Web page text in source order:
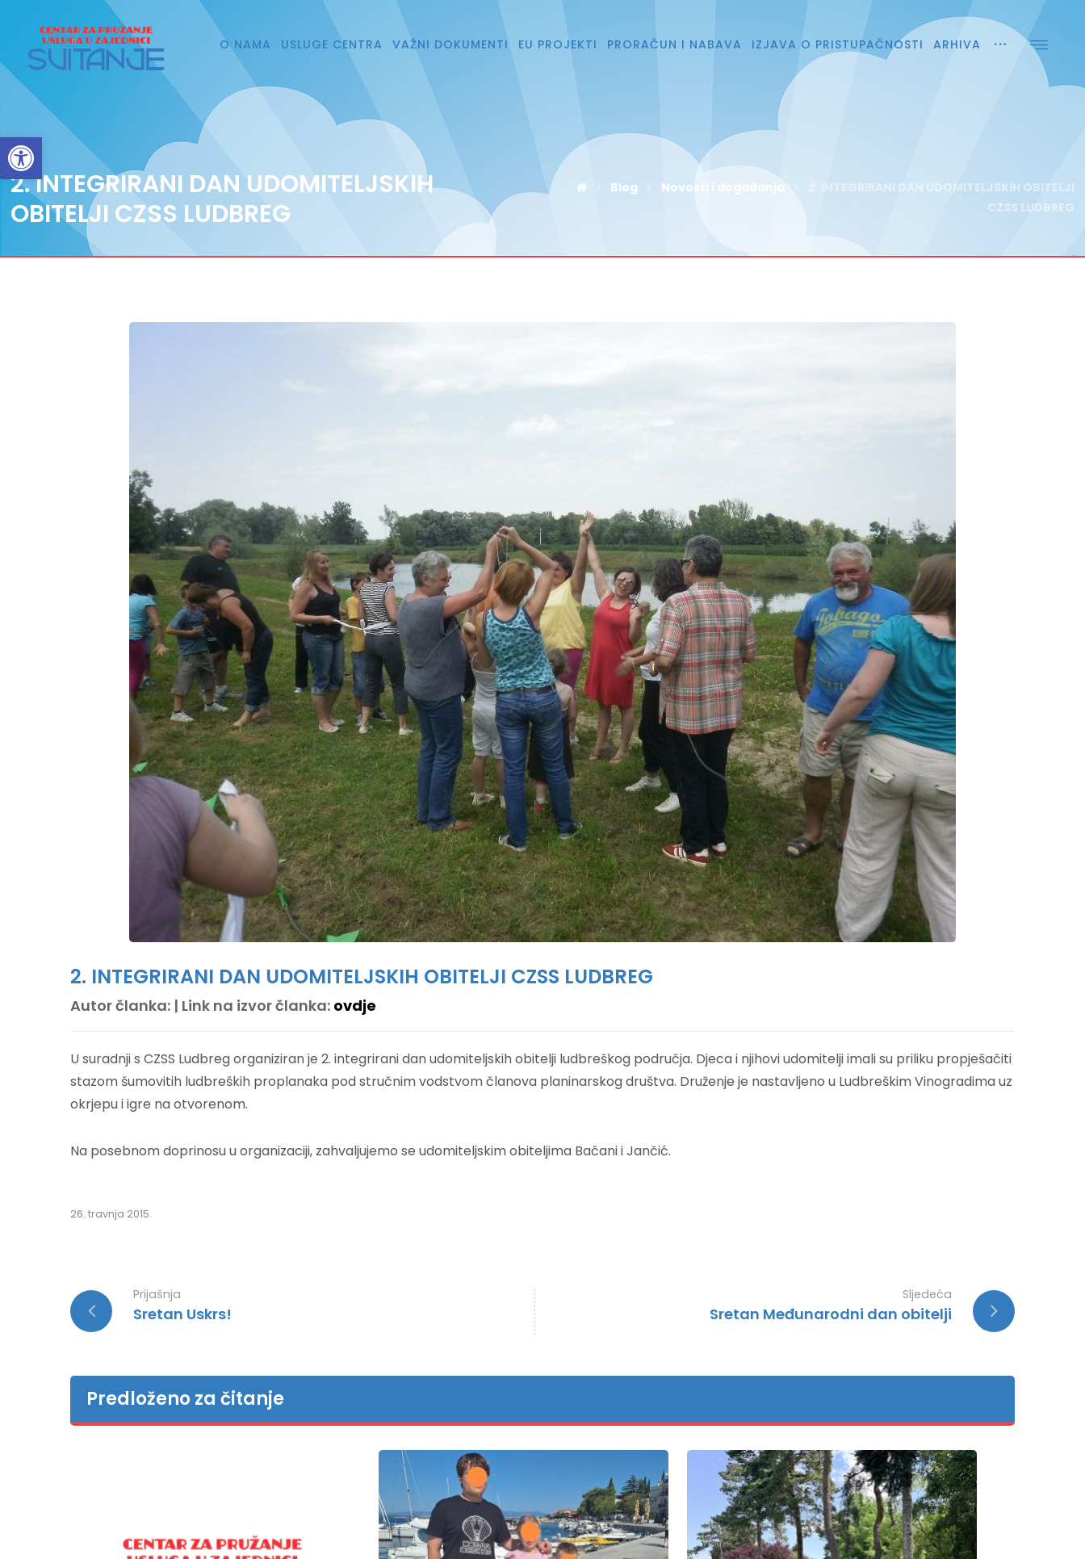
Open toolbar
O NAMA USLUGE CENTRA VAŽNI DOKUMENTI EU PROJEKTI PRORAČUN I NABAVA IZJAVA O PRISTUPAČNOSTI ARHIVA
2. INTEGRIRANI DAN UDOMITELJSKIH
OBITELJI CZSS LUDBREG
Blog Novosti i događanja
2. INTEGRIRANI DAN UDOMITELJSKIH OBITELJI
CZSS LUDBREG
2. INTEGRIRANI DAN UDOMITELJSKIH OBITELJI CZSS LUDBREG
Autor članka: | Link na izvor članka: ovdje
U suradnji s CZSS Ludbreg organiziran je 2. integrirani dan udomiteljskih obitelji ludbreškog područja. Djeca i njihovi udomitelji imali su priliku propješačiti
stazom šumovitih ludbreških proplanaka pod stručnim vodstvom članova planinarskog društva. Druženje je nastavljeno u Ludbreškim Vinogradima uz
okrjepu i igre na otvorenom.
Na posebnom doprinosu u organizaciji, zahvaljujemo se udomiteljskim obiteljima Bačani i Jančić.
26. travnja 2015.
Prijašnja
Sretan Uskrs!
Sljedeća
Sretan Međunarodni dan obitelji
Predloženo za čitanje